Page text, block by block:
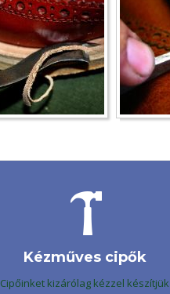
Kézműves cipők
Cipőinket kizárólag kézzel készítjük